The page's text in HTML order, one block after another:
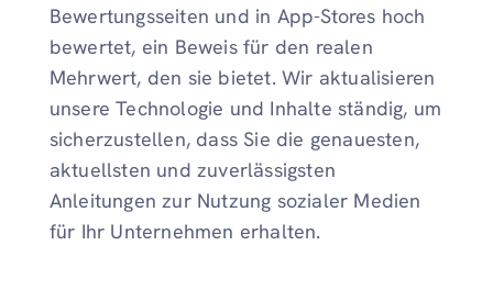
Bewertungsseiten und in App-Stores hoch
bewertet, ein Beweis für den realen
Mehrwert, den sie bietet. Wir aktualisieren
unsere Technologie und Inhalte ständig, um
sicherzustellen, dass Sie die genauesten,
aktuellsten und zuverlässigsten
Anleitungen zur Nutzung sozialer Medien
für Ihr Unternehmen erhalten.